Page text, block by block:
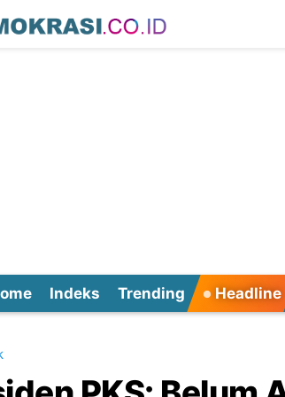
Indeks Trending Headline